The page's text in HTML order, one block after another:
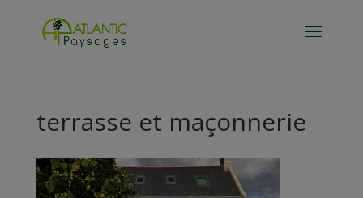
terrasse et maçonnerie